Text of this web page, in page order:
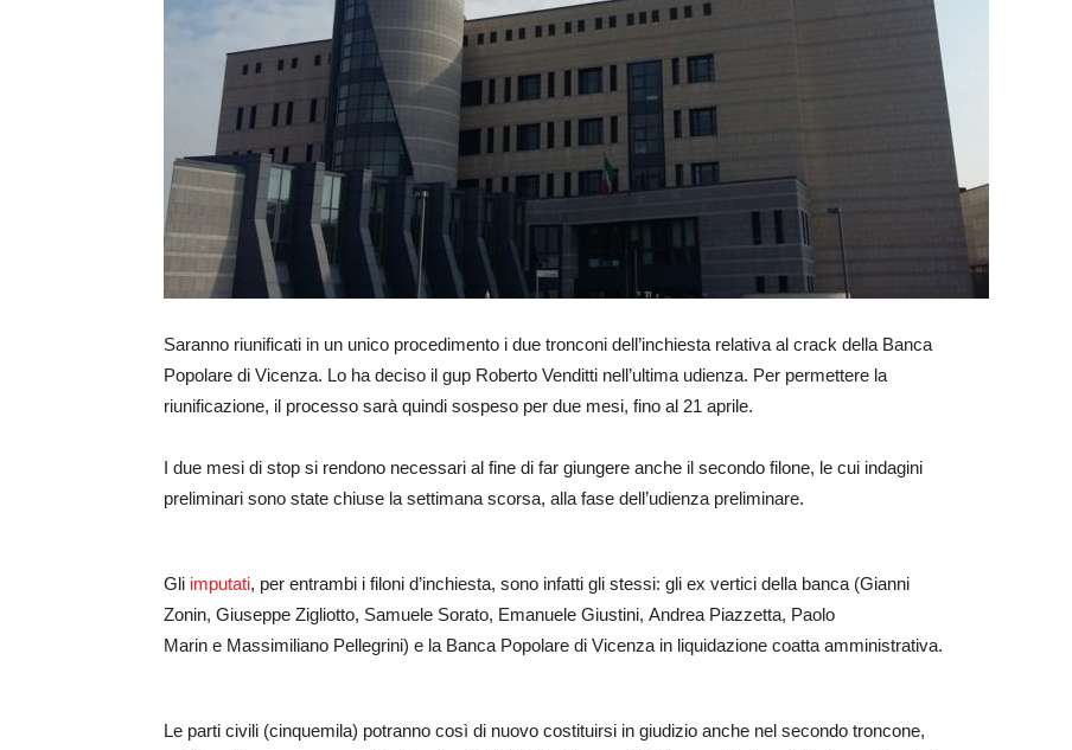
Saranno riunificati in un unico procedimento i due tronconi dell’inchiesta relativa al crack della Banca
Popolare di Vicenza. Lo ha deciso il gup Roberto Venditti nell’ultima udienza. Per permettere la
riunificazione, il processo sarà quindi sospeso per due mesi, fino al 21 aprile.
I due mesi di stop si rendono necessari al fine di far giungere anche il secondo filone, le cui indagini
preliminari sono state chiuse la settimana scorsa, alla fase dell’udienza preliminare.
Gli imputati, per entrambi i filoni d’inchiesta, sono infatti gli stessi: gli ex vertici della banca (Gianni
Zonin, Giuseppe Zigliotto, Samuele Sorato, Emanuele Giustini, Andrea Piazzetta, Paolo
Marin e Massimiliano Pellegrini) e la Banca Popolare di Vicenza in liquidazione coatta amministrativa.
Le parti civili (cinquemila) potranno così di nuovo costituirsi in giudizio anche nel secondo troncone,